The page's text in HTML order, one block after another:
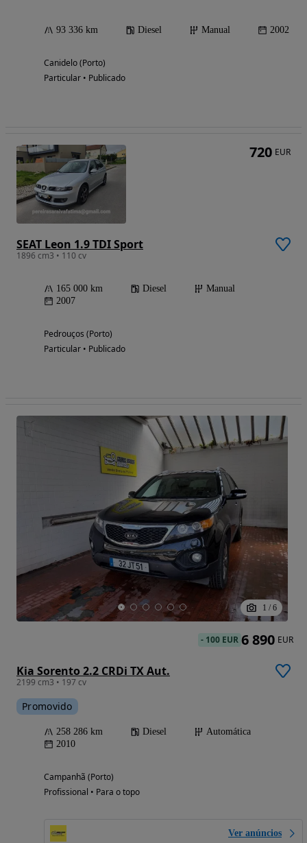
93 336 km Diesel Manual 2002
Canidelo (Porto)
Particular • Publicado
SEAT Leon 1.9 TDI Sport
1896 cm3 • 110 cv
165 000 km Diesel
Manual
2007
Pedrouços (Porto)
Particular • Publicado
720 EUR
1 / 6
Kia Sorento 2.2 CRDi TX Aut.
2199 cm3 • 197 cv
Promovido
258 286 km Diesel
Automática
2010
Campanhã (Porto)
Profissional • Para o topo
Ver anúncios
- 100 EUR 6 890 EUR